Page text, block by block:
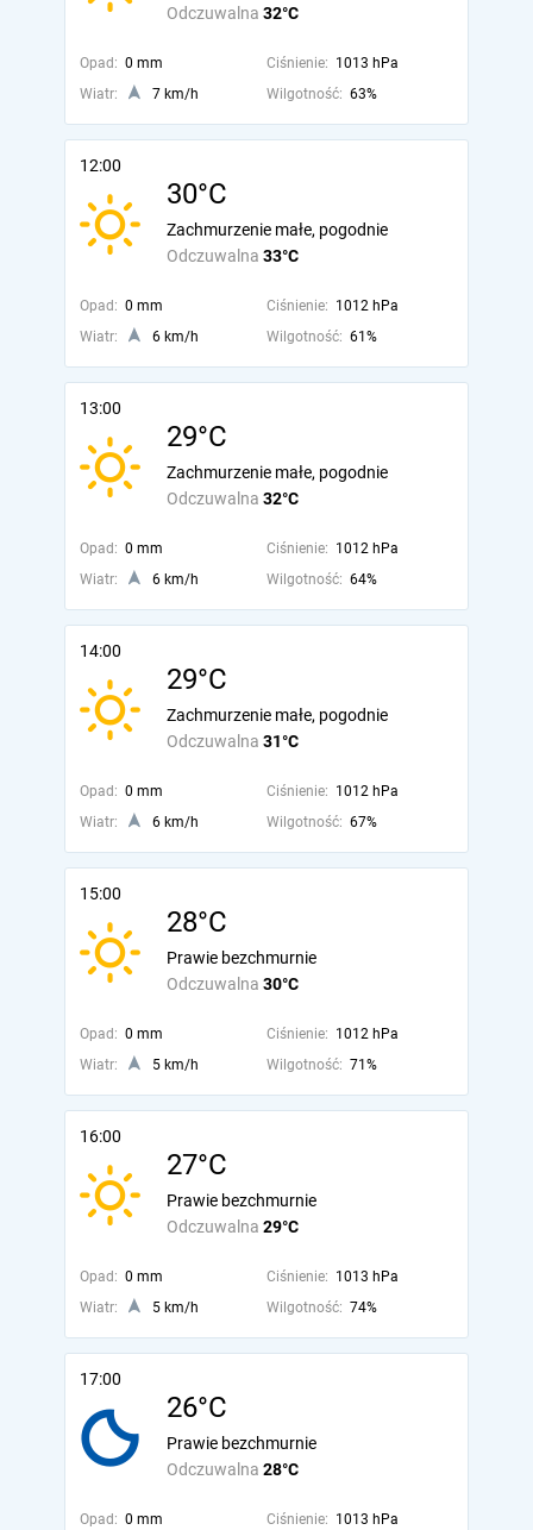
Odczuwalna 32°C
Opad: 0 mm Ciśnienie: 1013 hPa
Wiatr:
7 km/h Wilgotność: 63%
12:00
30°C
Odczuwalna 33°C
Zachmurzenie małe, pogodnie
Opad: 0 mm Ciśnienie: 1012 hPa
Wiatr:
6 km/h Wilgotność: 61%
13:00
29°C
Odczuwalna 32°C
Zachmurzenie małe, pogodnie
Opad: 0 mm Ciśnienie: 1012 hPa
Wiatr:
6 km/h Wilgotność: 64%
14:00
29°C
Odczuwalna 31°C
Zachmurzenie małe, pogodnie
Opad: 0 mm Ciśnienie: 1012 hPa
Wiatr:
6 km/h Wilgotność: 67%
15:00
28°C
Odczuwalna 30°C
Prawie bezchmurnie
Opad: 0 mm Ciśnienie: 1012 hPa
Wiatr:
5 km/h Wilgotność: 71%
16:00
27°C
Odczuwalna 29°C
Prawie bezchmurnie
Opad: 0 mm Ciśnienie: 1013 hPa
Wiatr:
5 km/h Wilgotność: 74%
17:00
26°C
Odczuwalna 28°C
Prawie bezchmurnie
Opad: 0 mm Ciśnienie: 1013 hPa